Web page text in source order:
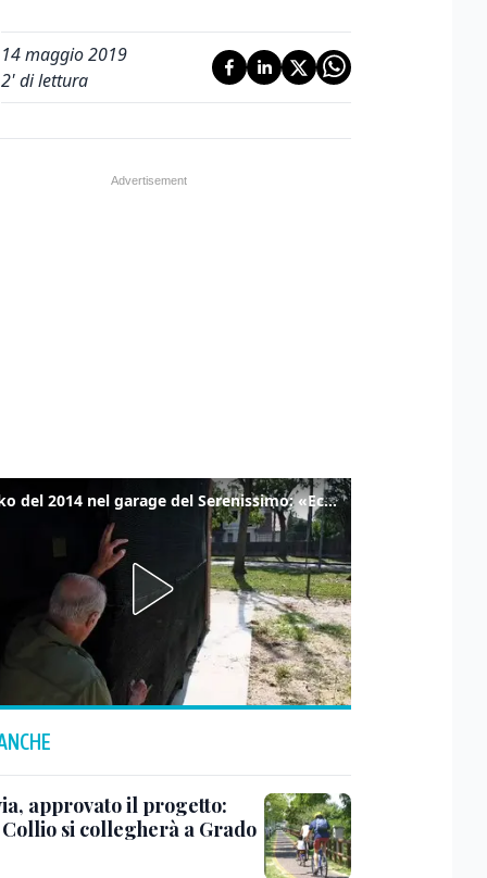
14 maggio 2019
2' di lettura
Il tanko del 2014 nel garage del Serenissimo: «Ecco come potevamo resistere per qualche giornata»
approvato il progetto:
si collegherà a Grado